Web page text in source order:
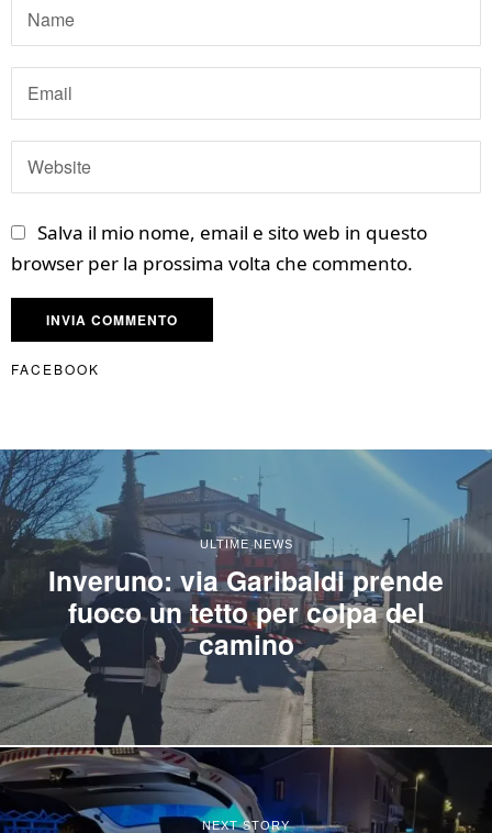
Salva il mio nome, email e sito web in questo
browser per la prossima volta che commento.
FACEBOOK
ULTIME NEWS
Inveruno: via Garibaldi prende
fuoco un tetto per colpa del
camino
NEXT STORY